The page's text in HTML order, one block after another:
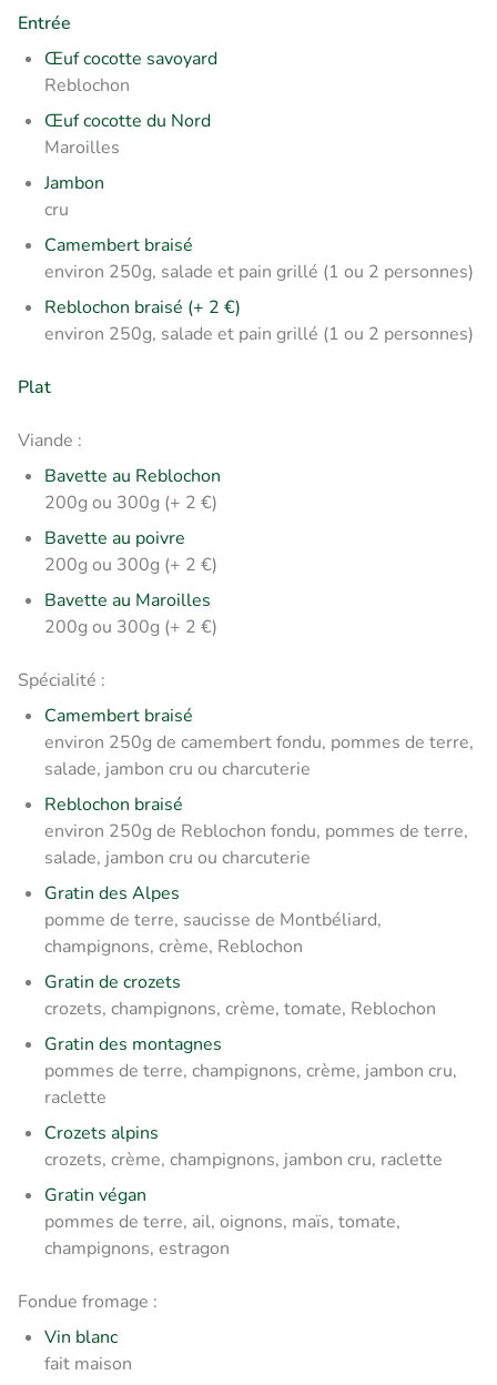
Entrée
Œuf cocotte savoyard
Reblochon
Œuf cocotte du Nord
Maroilles
Jambon
cru
Camembert braisé
environ 250g, salade et pain grillé (1 ou 2 personnes)
Reblochon braisé (+ 2 €)
environ 250g, salade et pain grillé (1 ou 2 personnes)
Plat
Viande :
Bavette au Reblochon
200g ou 300g (+ 2 €)
Bavette au poivre
200g ou 300g (+ 2 €)
Bavette au Maroilles
200g ou 300g (+ 2 €)
Spécialité :
Camembert braisé
environ 250g de camembert fondu, pommes de terre,
salade, jambon cru ou charcuterie
Reblochon braisé
environ 250g de Reblochon fondu, pommes de terre,
salade, jambon cru ou charcuterie
Gratin des Alpes
pomme de terre, saucisse de Montbéliard,
champignons, crème, Reblochon
Gratin de crozets
crozets, champignons, crème, tomate, Reblochon
Gratin des montagnes
pommes de terre, champignons, crème, jambon cru,
raclette
Crozets alpins
crozets, crème, champignons, jambon cru, raclette
Gratin végan
pommes de terre, ail, oignons, maïs, tomate,
champignons, estragon
Fondue fromage :
Vin blanc
fait maison